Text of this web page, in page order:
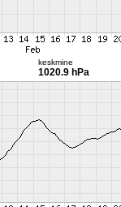
keskmine
1020.9 hPa